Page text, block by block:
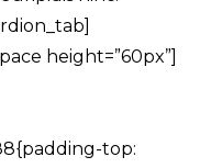
height=”60px”]
top: